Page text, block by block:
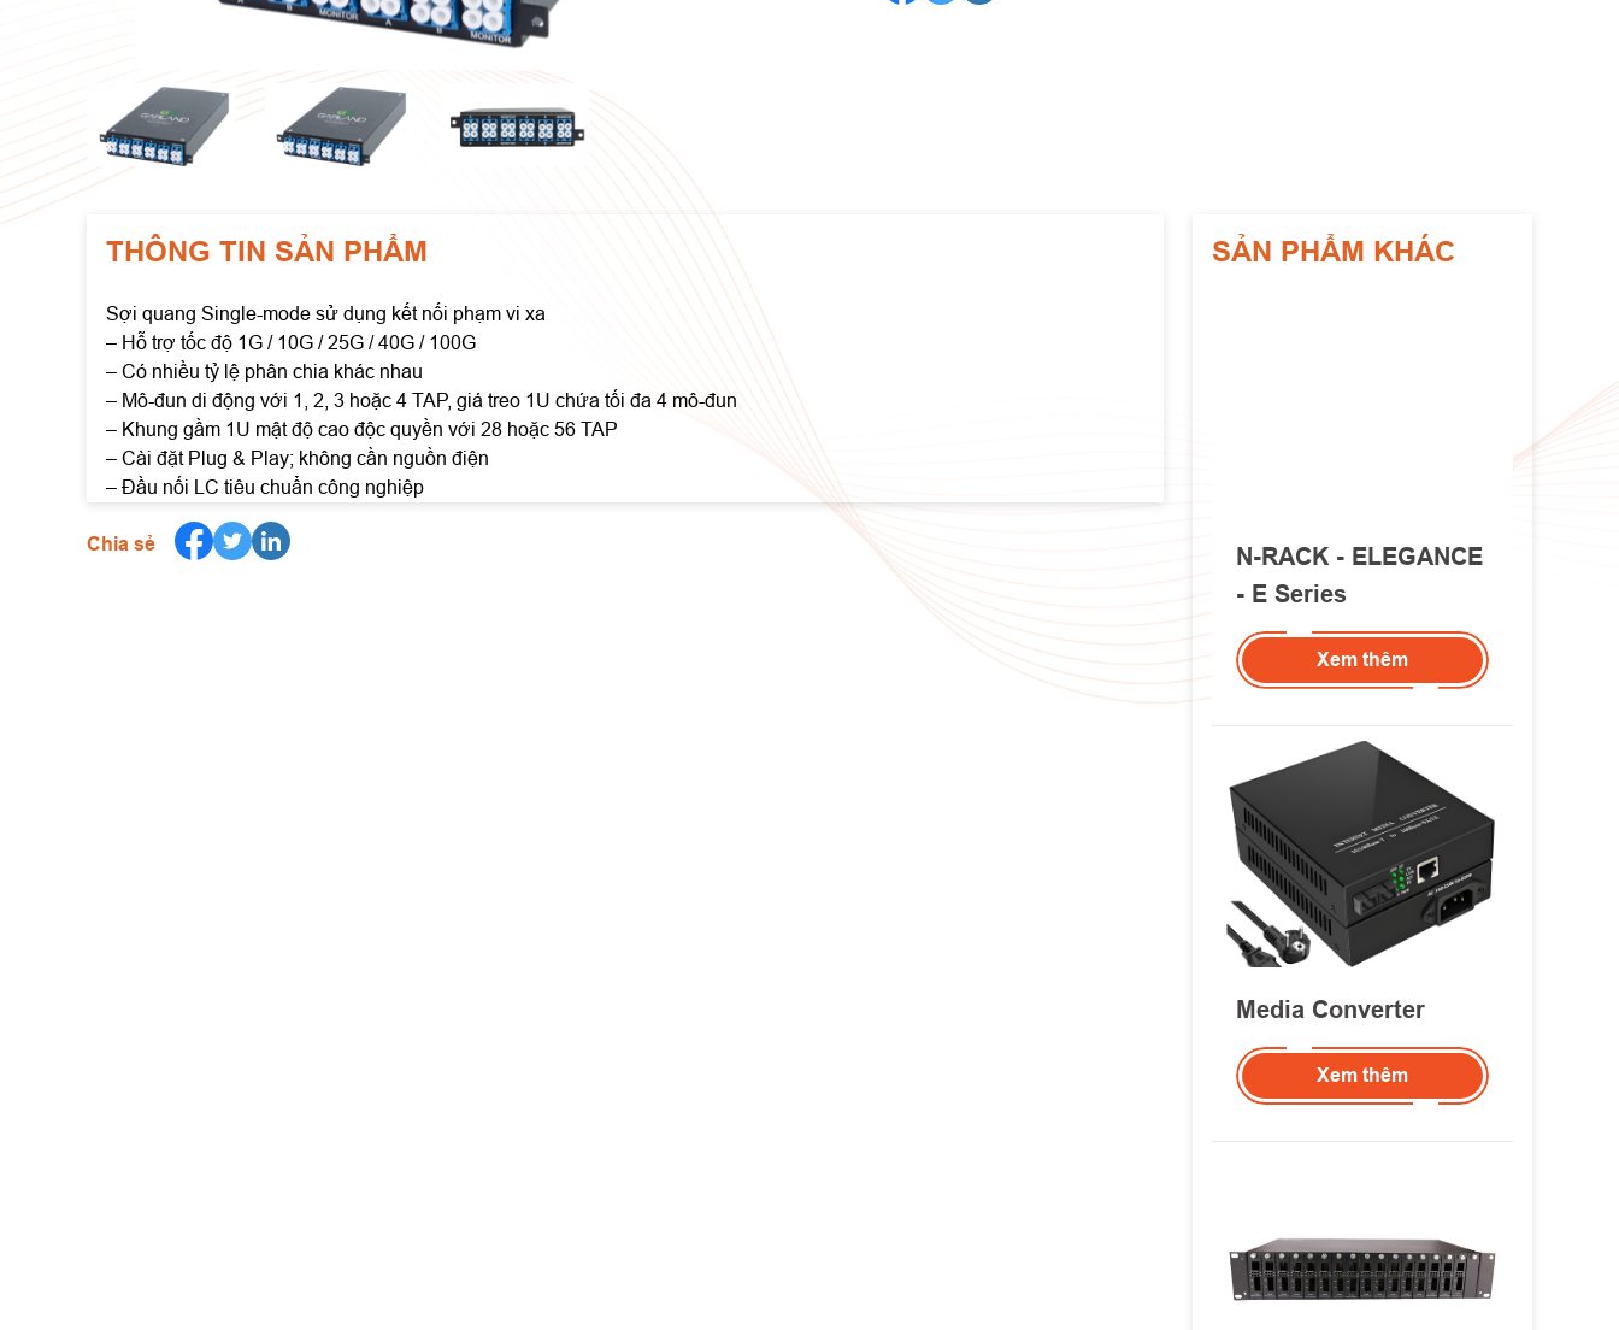
THÔNG TIN SẢN PHẨM
Sợi quang Single-mode sử dụng kết nối phạm vi xa
– Hỗ trợ tốc độ 1G / 10G / 25G / 40G / 100G
– Có nhiều tỷ lệ phân chia khác nhau
– Mô-đun di động với 1, 2, 3 hoặc 4 TAP, giá treo 1U chứa tối đa 4 mô-đun
– Khung gầm 1U mật độ cao độc quyền với 28 hoặc 56 TAP
– Cài đặt Plug & Play; không cần nguồn điện
– Đầu nối LC tiêu chuẩn công nghiệp
Chia sẻ
SẢN PHẨM KHÁC
N-RACK - ELEGANCE
- E Series
Xem thêm
Media Converter
Xem thêm